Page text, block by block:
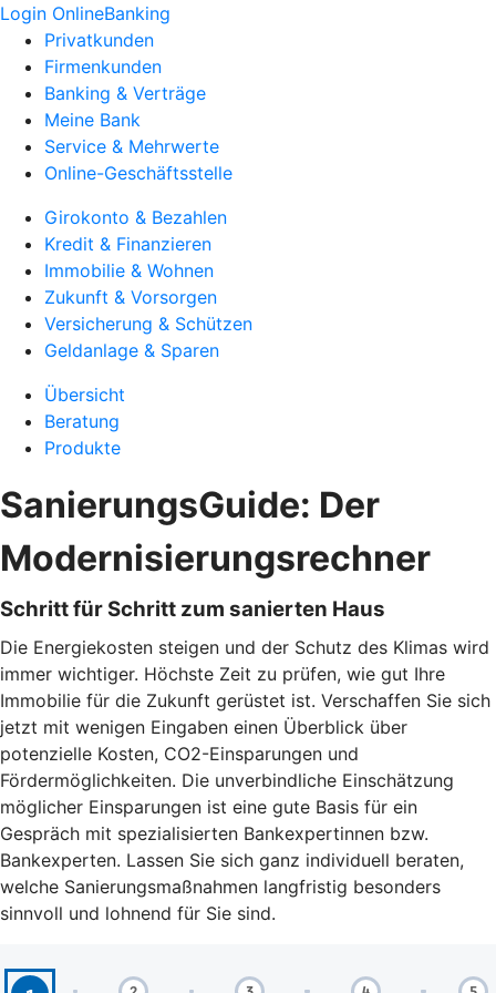
Login OnlineBanking
Privatkunden
Firmenkunden
Banking & Verträge
Meine Bank
Service & Mehrwerte
Online-Geschäftsstelle
Girokonto & Bezahlen
Kredit & Finanzieren
Immobilie & Wohnen
Zukunft & Vorsorgen
Versicherung & Schützen
Geldanlage & Sparen
Übersicht
Beratung
Produkte
SanierungsGuide: Der
Modernisierungsrechner
Schritt für Schritt zum sanierten Haus
Die Energiekosten steigen und der Schutz des Klimas wird
immer wichtiger. Höchste Zeit zu prüfen, wie gut Ihre
Immobilie für die Zukunft gerüstet ist. Verschaffen Sie sich
jetzt mit wenigen Eingaben einen Überblick über
potenzielle Kosten, CO2-Einsparungen und
Fördermöglichkeiten. Die unverbindliche Einschätzung
möglicher Einsparungen ist eine gute Basis für ein
Gespräch mit spezialisierten Bankexpertinnen bzw.
Bankexperten. Lassen Sie sich ganz individuell beraten,
welche Sanierungsmaßnahmen langfristig besonders
sinnvoll und lohnend für Sie sind.